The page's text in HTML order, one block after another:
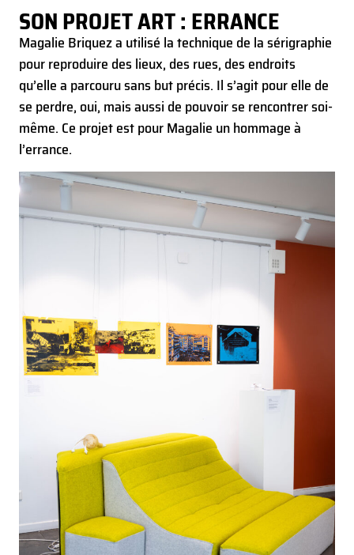
SON PROJET ART : ERRANCE
Magalie Briquez a utilisé la technique de la sérigraphie
pour reproduire des lieux, des rues, des endroits
qu’elle a parcouru sans but précis. Il s’agit pour elle de
se perdre, oui, mais aussi de pouvoir se rencontrer soi-
même. Ce projet est pour Magalie un hommage à
l’errance.